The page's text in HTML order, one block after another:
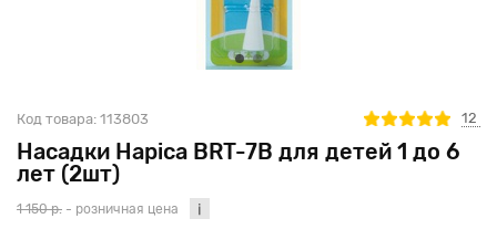
Насадки Hapica BRT-7B для детей 1 до 6
лет (2шт)
Код товара: 113803 12
1 150 р. - розничная цена